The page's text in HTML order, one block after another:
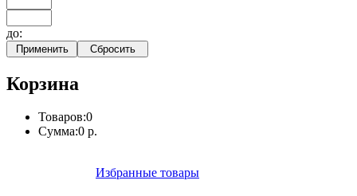
до:
Корзина
Товаров:0
Сумма:0 р.
Избранные товары